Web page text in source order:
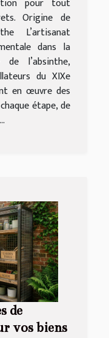
pour tout
Origine de
L’artisanat
dans la
l’absinthe,
du XIXe
en œuvre des
étape, de
de
vos biens